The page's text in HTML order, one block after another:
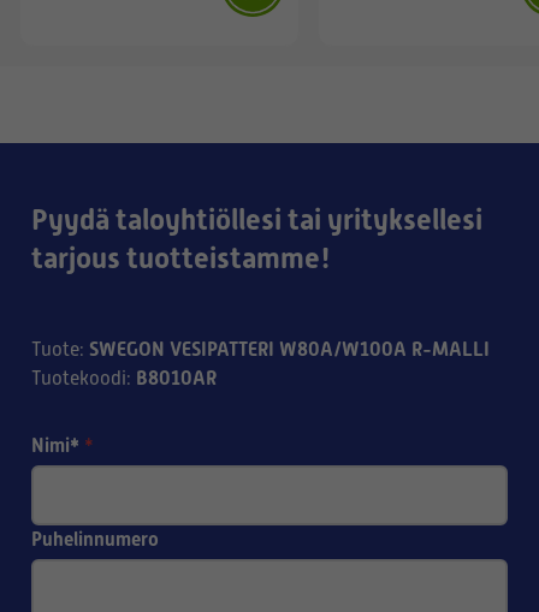
Pyydä taloyhtiöllesi tai yrityksellesi
tarjous tuotteistamme!
Tuote: SWEGON VESIPATTERI W80A/W100A R-MALLI
Tuotekoodi: B8010AR
Nimi* *
Puhelinnumero